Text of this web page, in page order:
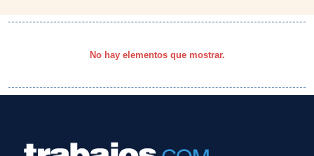
No hay elementos que mostrar.